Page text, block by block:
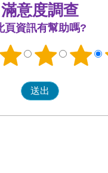
滿意度調查
頁資訊有幫助嗎?